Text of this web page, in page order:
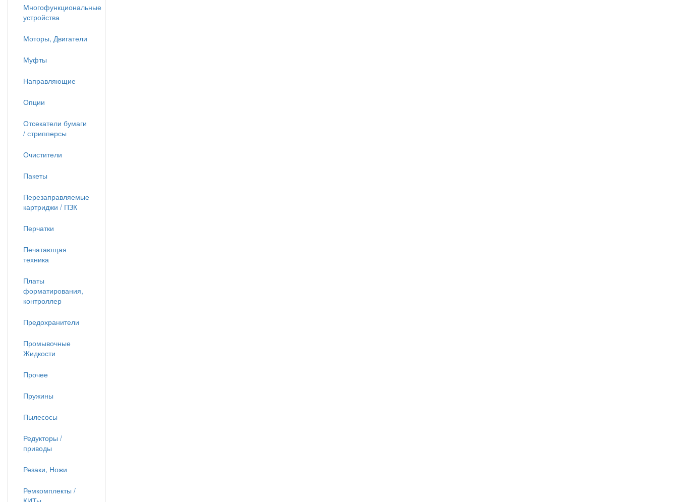
Многофункциональные
устройства
Моторы, Двигатели
Муфты
Направляющие
Опции
Отсекатели бумаги
/ стрипперсы
Очистители
Пакеты
Перезаправляемые
картриджи / ПЗК
Перчатки
Печатающая
техника
Платы
форматирования,
контроллер
Предохранители
Промывочные
Жидкости
Прочее
Пружины
Пылесосы
Редукторы /
приводы
Резаки, Ножи
Ремкомплекты /